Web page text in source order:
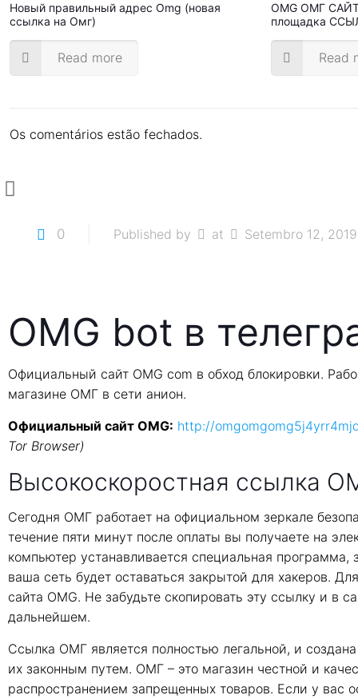
Новый правильный адрес Omg (новая
ссылка на Омг)
Read more
OMG ОМГ САЙТ
площадка
Read
Os comentários estão fechados.
0 Published by at Setembro 12, 2019
OMG bot в
Официальный сайт OMG com в обход блокировки.
магазине ОМГ в сети анион.
Официальный сайт OMG: http://
Tor Browser)
Высокоскоростная ссылка
Сегодня ОМГ работает на официальном зеркале
течение пяти минут после оплаты вы получаете на
компьютер устанавливается специальная
ваша сеть будет оставаться закрытой для хакеров.
сайта OMG. Не забудьте скопировать эту ссылку и в
дальнейшем.
Ссылка ОМГ является полностью легальной, и
их законным путем. ОМГ – это магазин честной и
распространением запрещенных товаров. Если у вас